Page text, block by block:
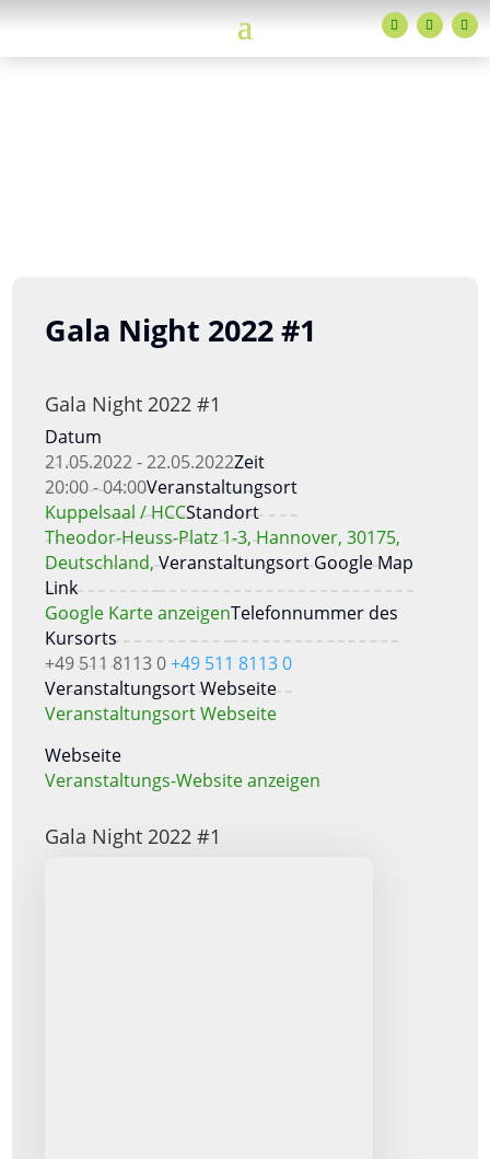
Gala Night 2022 #1
Gala Night 2022 #1
Datum
21.05.2022 - 22.05.2022Zeit
20:00 - 04:00Veranstaltungsort
Kuppelsaal / HCCStandort
Theodor-Heuss-Platz 1-3, Hannover, 30175,
Deutschland,Veranstaltungsort Google Map
Link
Google Karte anzeigenTelefonnummer des
Kursorts
+49 511 8113 0+49 511 8113 0
Veranstaltungsort Webseite
Veranstaltungsort Webseite
Webseite
Veranstaltungs-Website anzeigen
Gala Night 2022 #1